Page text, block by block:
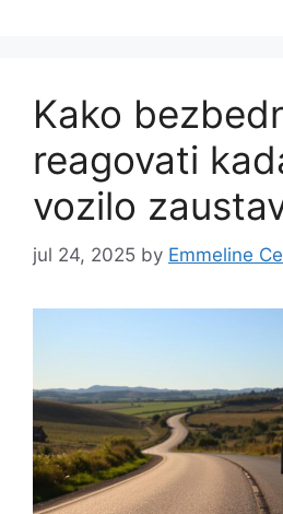
Kako
reagovati
vozilo
jul 24, 2025 by Emmeline